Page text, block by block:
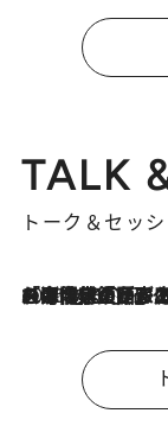
TALK
トーク＆セッ
2026.8.3
「今後値上げがあるとすれば…」「リスクがあるのは今年の冬」エネルギー専門家が語る、ホルムズ海峡封鎖が家庭にもたらす“ある心配”